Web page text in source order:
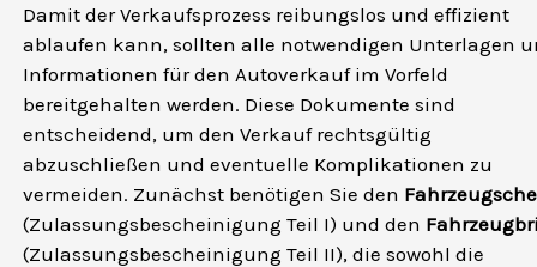
Damit der Verkaufsprozess reibungslos und effizient
ablaufen kann, sollten alle notwendigen Unterlagen
Informationen für den Autoverkauf im Vorfeld
bereitgehalten werden. Diese Dokumente sind
entscheidend, um den Verkauf rechtsgültig
abzuschließen und eventuelle Komplikationen zu
vermeiden. Zunächst benötigen Sie den
(Zulassungsbescheinigung Teil I) und den
(Zulassungsbescheinigung Teil II), die sowohl die